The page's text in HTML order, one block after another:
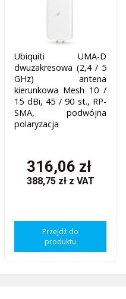
Ubiquiti UMA-D
dwuzakresowa (2,4 / 5
GHz) antena
kierunkowa Mesh 10 /
15 dBi, 45 / 90 st., RP-
SMA, podwójna
polaryzacja
316,06 zł
388,75 zł z VAT
Przejdź do
produktu